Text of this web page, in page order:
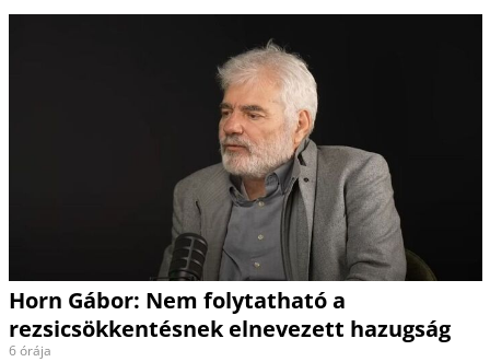
Horn Gábor: Nem folytatható a
rezsicsökkentésnek elnevezett hazugság
6 órája